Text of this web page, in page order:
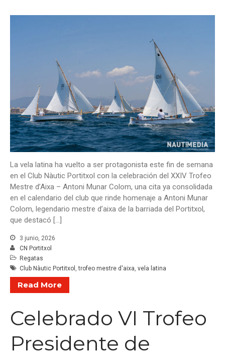
Recomendaciones para
disfrutar del eclipse solar con
seguridad
Agosto vuelve a vestir de fiesta
al Club Nàutic Portitxol
Nunca es tarde para aprender a
navegar. Inscríbete en la
Escuela de Adultos
Maria de Lluc Bestard y Stepan
Plotnikov se imponen en el
XLVII Trofeo Mamá Optimist
S.M. La Reina
El V Trofeo Sabatines baja el
La vela latina ha vuelto a ser protagonista este fin de semana
en el Club Nàutic Portitxol con la celebración del XXIV Trofeo
Mestre d’Aixa – Antoni Munar Colom, una cita ya consolidada
en el calendario del club que rinde homenaje a Antoni Munar
Colom, legendario mestre d’aixa de la barriada del Portitxol,
que destacó […]
3 junio, 2026
CN Portitxol
Regatas
Club Nàutic Portitxol ,trofeo mestre d'aixa, vela latina
Read More
Celebrado VI Trofeo
Presidente de